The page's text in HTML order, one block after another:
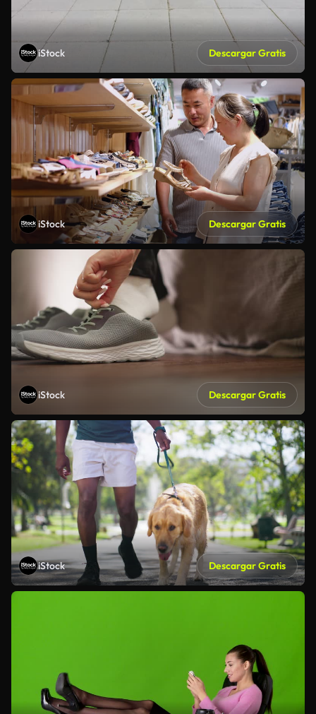
iStock Descargar Gratis
iStock Descargar Gratis
iStock Descargar Gratis
iStock Descargar Gratis